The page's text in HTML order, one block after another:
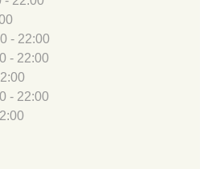
- 22:00
- 22:00
- 22:00